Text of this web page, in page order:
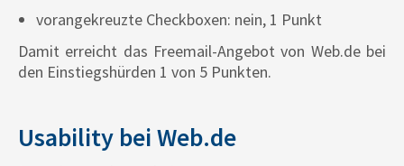
vorangekreuzte Checkboxen: nein, 1 Punkt
Damit erreicht das Freemail-Angebot von Web.de bei
den Einstiegshürden 1 von 5 Punkten.
Usability bei Web.de